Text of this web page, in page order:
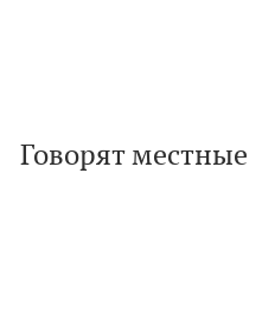
Говорят местные